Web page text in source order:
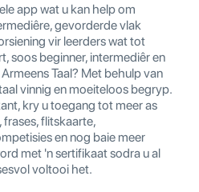
app wat u kan help om
gevorderde vlak
vir leerders wat tot
soos beginner, intermediêr en
Taal? Met behulp van
vinnig en moeiteloos begryp.
kry u toegang tot meer as
flitskaarte,
en nog baie meer
met 'n sertifikaat sodra u al
voltooi het.